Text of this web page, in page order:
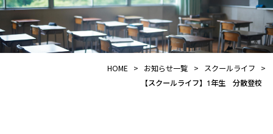
HOME > お知らせ一覧 > スクールライフ
>
【スクールライフ】1年生 分散登校